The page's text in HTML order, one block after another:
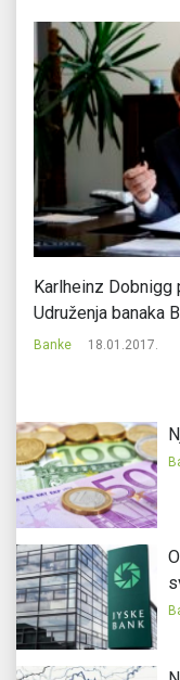
Karlheinz
Udruženja banaka
Banke 18.01.2017.